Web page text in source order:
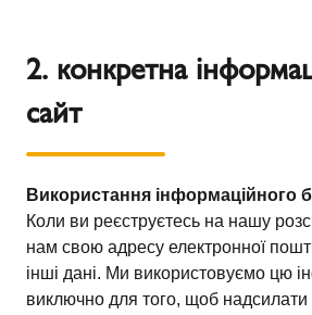
2. конкретна
сайт
Використання інформаційного
Коли ви реєструєтесь на нашу
нам свою адресу електронної
інші дані. Ми використовуємо цю
виключно для того, щоб надсилати